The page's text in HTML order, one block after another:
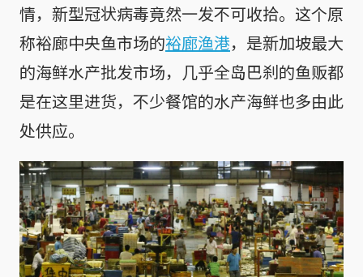
情，新型冠状病毒竟然一发不可收拾。这个原
称裕廊中央鱼市场的裕廊渔港，是新加坡最大
的海鲜水产批发市场，几乎全岛巴刹的鱼贩都
是在这里进货，不少餐馆的水产海鲜也多由此
处供应。